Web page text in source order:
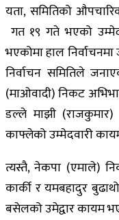
यता, समितिको
गत १९ गते भएको
भएकोमा हाल
निर्वाचन समितिले
(माओवादी) निकट
डल्ले माझी
काफ्लेको उम्मेदवारी
त्यस्तै, नेकपा (एमाले)
कार्की र यमबहादुर
बसेलको उमेद्वार कायम